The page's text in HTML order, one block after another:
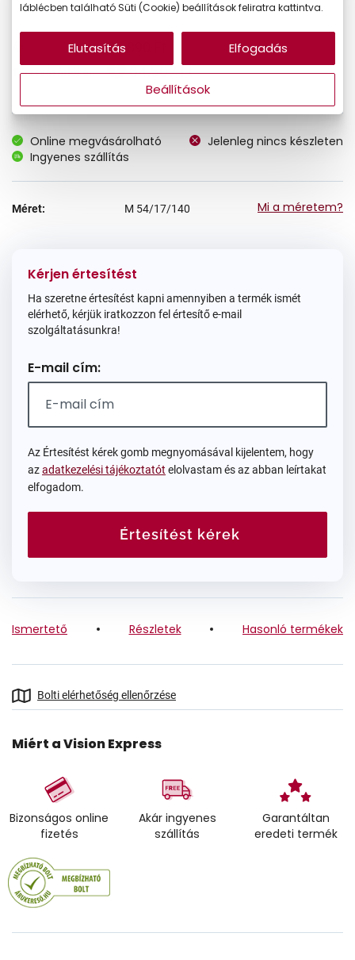
75.890 Ft
Törzsvásárlói ár: 64.507 Ft
Online megvásárolható
Jelenleg nincs készleten
Ingyenes szállítás
Méret: M 54/17/140 Mi a méretem?
Kérjen értesítést
Ha szeretne értesítést kapni amennyiben a termék ismét
elérhető, kérjük iratkozzon fel értesítő e-mail
szolgáltatásunkra!
E-mail cím:
Az Értesítést kérek gomb megnyomásával kijelentem, hogy
azadatkezelési tájékoztatót elolvastam és az abban leírtakat
elfogadom.
Értesítést kérek
Ismertető Részletek Hasonló termékek
Bolti elérhetőség ellenőrzése
Miért a Vision Express
Bizonságos online
fizetés
Akár ingyenes
szállítás
Garantáltan
eredeti termék
láblécben található Süti (Cookie) beállítások feliratra kattintva.
Beállítások
Elutasítás Elfogadás